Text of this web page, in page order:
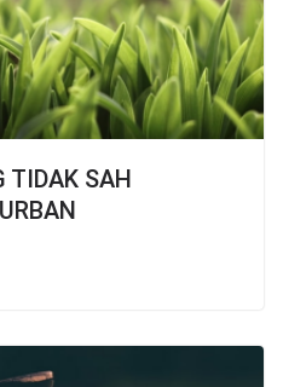
TIDAK SAH